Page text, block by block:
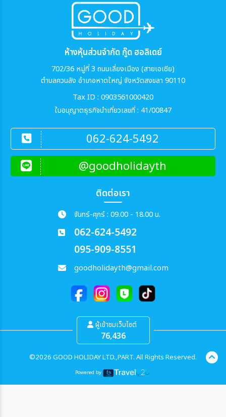
ห้างหุ้นส่วนจำกัด กู๊ด ฮอลิเดย์
702/36 หมู่ที่ 3 ถนนเลี่ยงเมือง (สายเอเซีย)
ตำบลควนลัง อำเภอหาดใหญ่ จังหวัดสงขลา 90110
Tax ID : 0903561000420
ใบอนุญาตธุรกิจนำเที่ยวเลขที่ : 41/00847
062-624-5492
@goodholidayth
ติดต่อเรา
จันทร์-ศุกร์ : 09.00 - 18.00 น.
062-624-5492
095-909-8551
goodholidayth@gmail.com
ผู้เข้าชมเว็บไซต์
76,436
©2026 GOOD HOLIDAY LTD.,PART. All Rights Reserved.
Powered by